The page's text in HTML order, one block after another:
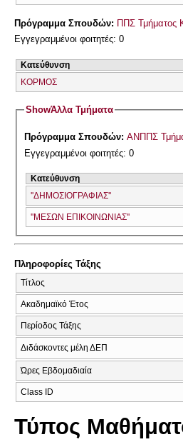
Πρόγραμμα Σπουδών: ΠΠΣ Τμήματος
Εγγεγραμμένοι φοιτητές: 0
Κατεύθυνση
ΚΟΡΜΟΣ
ShowΆλλα Τμήματα
Πρόγραμμα Σπουδών:ΑΝΠΠΣ
Εγγεγραμμένοι φοιτητές: 0
Κατεύθυνση
''ΔΗΜΟΣΙΟΓΡΑΦΙΑΣ''
''ΜΕΣΩΝ ΕΠΙΚΟΙΝΩΝΙΑΣ''
Πληροφορίες Τάξης
Τίτλος
Ακαδημαϊκό Έτος
Περίοδος Τάξης
Διδάσκοντες μέλη ΔΕΠ
Ώρες Εβδομαδιαία
Class ID
Τύπος